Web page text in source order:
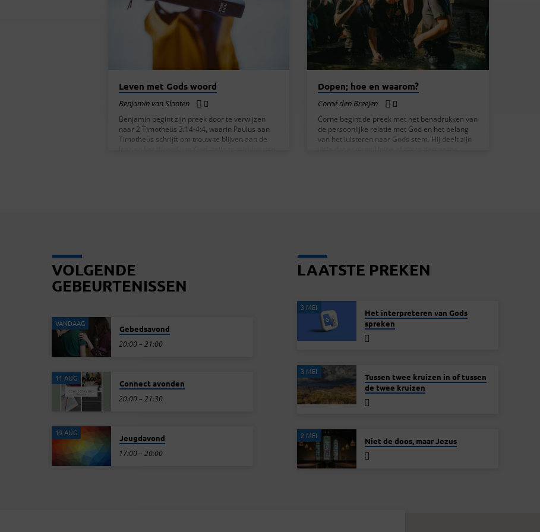
MAART
Leven met Gods woord
Benjamin van Slooten
Benjamin begint zijn preek door te verwijzen
naar 2 Timotheüs 3:14-4:4, waarin Paulus aan
Timotheüs schrijft om trouw te blijven aan de
Dopen; hoe en waarom?
Corné den Breejen
Corne begint de preek met het benadrukken van
de persoonlijke relatie met God en het belang
van het luisteren naar Gods stem. Hij deelt zijn
VOLGENDE
GEBEURTENISSEN
VANDAAG
Gebedsavond
20:00 – 21:00
11 AUG
Connect avonden
20:00 – 21:30
19 AUG
Jeugdavond
17:00 – 20:00
LAATSTE PREKEN
3 MEI
Het interpreteren van Gods
spreken
3 MEI
Tussen twee kruizen in of tussen
de twee kruizen
2 MEI
Niet de doos, maar Jezus